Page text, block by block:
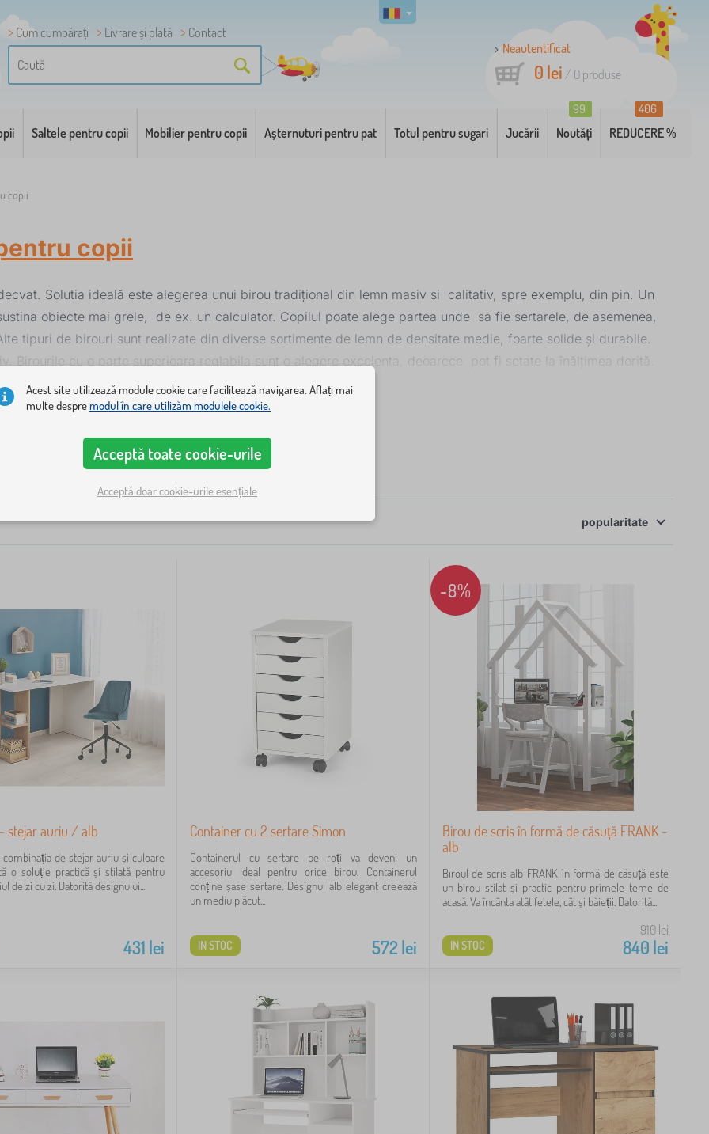
Cum cumpărați Livrare și plată
Contact
Neautentificat
0 lei / 0 produse
Saltele pentru copii Mobilier pentru copii Așternuturi pentru pat Totul pentru sugari Jucării Noutăți
99
REDUCERE %
406
copii
copii
Solutia ideală este alegerea unui birou tradițional din lemn masiv si calitativ, spre exemplu, din pin. Un
obiecte mai grele, de ex. un calculator. Copilul poate alege partea unde sa fie sertarele, de asemenea,
tipuri de birouri sunt realizate din diverse sortimente de lemn de densitate medie, foarte solide și durabile.
Birourile cu o parte superioara reglabila sunt o alegere excelenta, deoarece pot fi setate la înălțimea dorită.
aceste birouri, se adauga si un dulap sau o zona cu sertare de depozitare. Materialul acestora este fie din
popularitate
stejar auriu / alb
combinația de stejar auriu și culoare
o soluție practică și stilată pentru
de zi cu zi. Datorită designului...
431 lei
Container cu 2 sertare Simon
Containerul cu sertare pe roți va deveni un
accesoriu ideal pentru orice birou. Containerul
conține șase sertare. Designul alb elegant creează
un mediu plăcut...
572 lei
IN STOC
-8%
Birou de scris în formă de căsuță FRANK -
alb
Biroul de scris alb FRANK în formă de căsuță este
un birou stilat și practic pentru primele teme de
acasă. Va încânta atât fetele, cât și băieții. Datorită...
910lei
840 lei
IN STOC
Acest site utilizează module cookie care facilitează navigarea. Aflați mai
multe despremodul în care utilizăm modulele cookie.
Acceptă toate cookie-urile
Acceptă doar cookie-urile esențiale